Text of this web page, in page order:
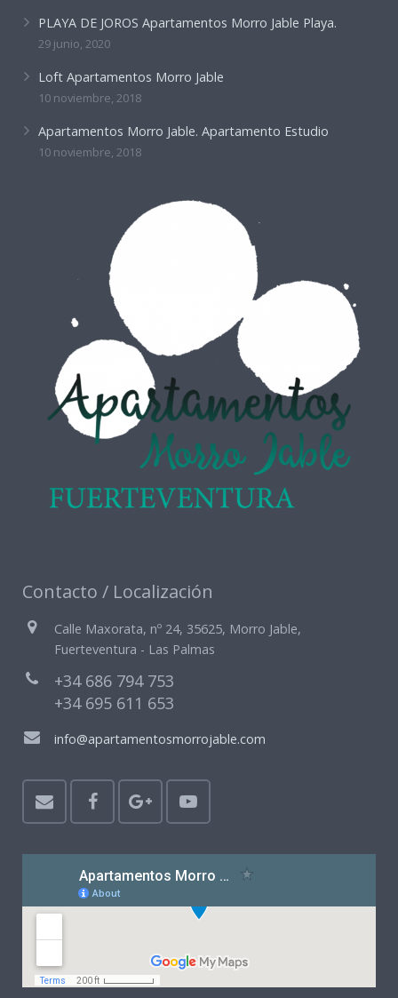
PLAYA DE JOROS Apartamentos Morro Jable Playa.
29 junio, 2020
Loft Apartamentos Morro Jable
10 noviembre, 2018
Apartamentos Morro Jable. Apartamento Estudio
10 noviembre, 2018
Contacto / Localización
Calle Maxorata, nº 24, 35625, Morro Jable,
Fuerteventura - Las Palmas
+34 686 794 753
+34 695 611 653
info@apartamentosmorrojable.com